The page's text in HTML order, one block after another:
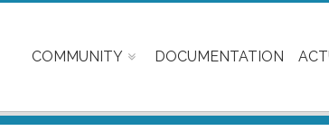
COMMUNITY DOCUMENTATION